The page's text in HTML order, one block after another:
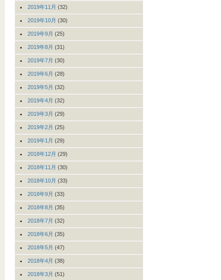
2019年11月 (32)
2019年10月 (30)
2019年9月 (25)
2019年8月 (31)
2019年7月 (30)
2019年6月 (28)
2019年5月 (32)
2019年4月 (32)
2019年3月 (29)
2019年2月 (25)
2019年1月 (29)
2018年12月 (29)
2018年11月 (30)
2018年10月 (33)
2018年9月 (33)
2018年8月 (35)
2018年7月 (32)
2018年6月 (35)
2018年5月 (47)
2018年4月 (38)
2018年3月 (51)